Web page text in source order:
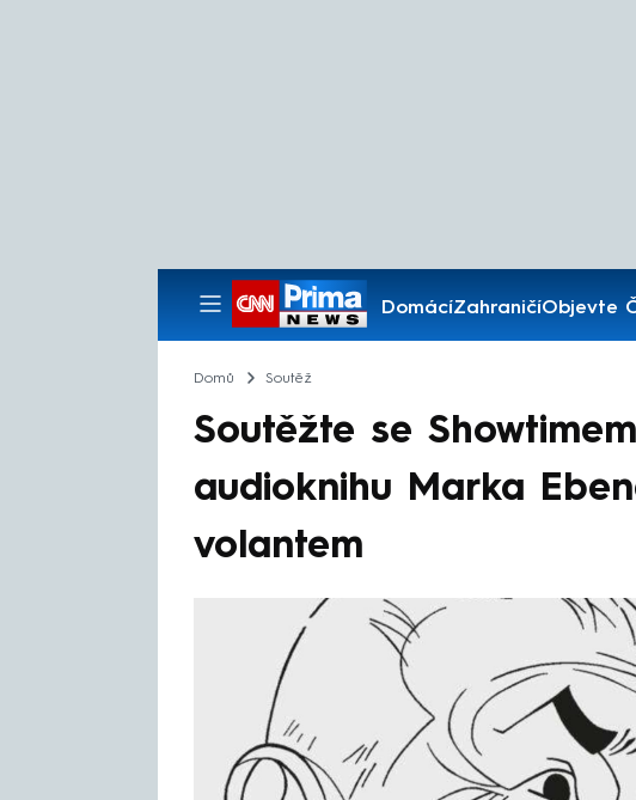
DomácíZahraničíObjevte
Pořady
Domů Soutěž
Soutěžte se
audioknihu Marka
volantem